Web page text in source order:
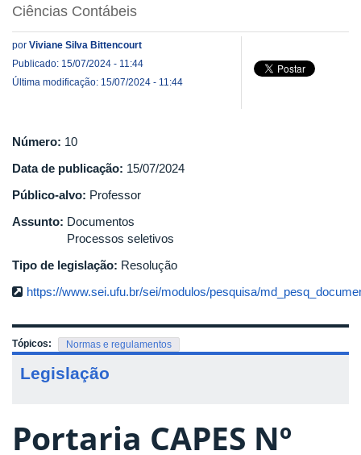
Ciências Contábeis
por Viviane Silva Bittencourt
Publicado: 15/07/2024 - 11:44
Última modificação: 15/07/2024 - 11:44
Número: 10
Data de publicação: 15/07/2024
Público-alvo: Professor
Assunto: Documentos
Processos seletivos
Tipo de legislação: Resolução
https://www.sei.ufu.br/sei/modulos/pesquisa/
Tópicos: Normas e regulamentos
Legislação
Portaria CAPES Nº